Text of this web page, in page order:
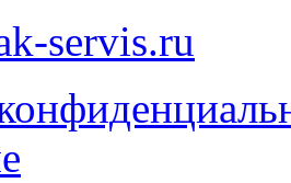
servis.ru